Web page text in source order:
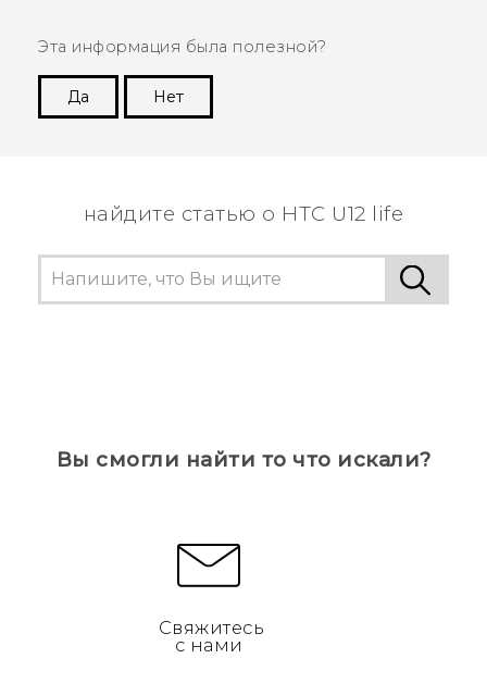
Эта информация была полезной?
Да
Нет
найдите статью о HTC U12 life
Вы смогли найти то что искали?
Свяжитесь
с нами